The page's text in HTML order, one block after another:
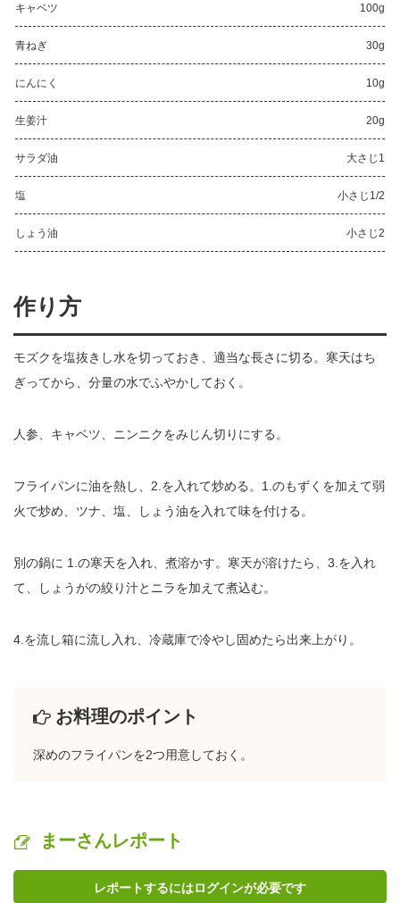
キャベツ 100g
青ねぎ 30g
にんにく 10g
生姜汁 20g
サラダ油 大さじ1
塩 小さじ1/2
しょう油 小さじ2
作り方
モズクを塩抜きし水を切っておき、適当な長さに切る。寒天はち
ぎってから、分量の水でふやかしておく。
人参、キャベツ、ニンニクをみじん切りにする。
フライパンに油を熱し、2.を入れて炒める。1.のもずくを加えて弱
火で炒め、ツナ、塩、しょう油を入れて味を付ける。
別の鍋に 1.の寒天を入れ、煮溶かす。寒天が溶けたら、3.を入れ
て、しょうがの絞り汁とニラを加えて煮込む。
4.を流し箱に流し入れ、冷蔵庫で冷やし固めたら出来上がり。
お料理のポイント
深めのフライパンを2つ用意しておく。
まーさんレポート
レポートするにはログインが必要です